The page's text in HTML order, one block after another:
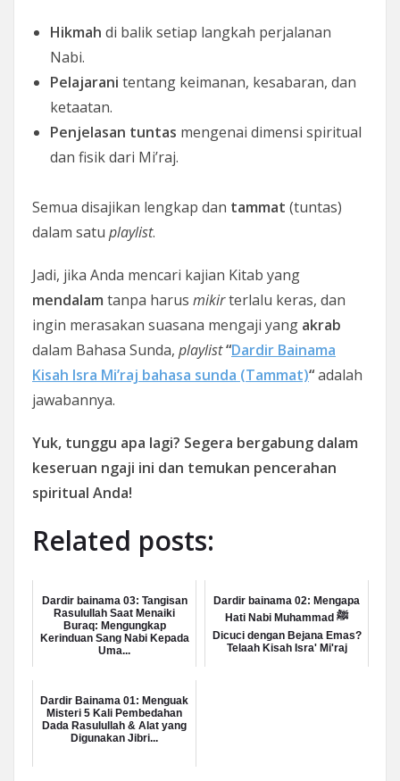
Hikmah di balik setiap langkah perjalanan
Nabi.
Pelajarani tentang keimanan, kesabaran, dan
ketaatan.
Penjelasan tuntas mengenai dimensi spiritual
dan fisik dari Mi’raj.
Semua disajikan lengkap dan tammat (tuntas)
dalam satu playlist.
Jadi, jika Anda mencari kajian Kitab yang
mendalam tanpa harus mikirterlalu keras, dan
ingin merasakan suasana mengaji yang akrab
dalam Bahasa Sunda, playlist“Dardir Bainama
Kisah Isra Mi’raj bahasa sunda (Tammat)“adalah
jawabannya.
Yuk, tunggu apa lagi? Segera bergabung dalam
keseruan ngaji ini dan temukan pencerahan
spiritual Anda!
Related posts:
Dardir bainama 03: Tangisan
Rasulullah Saat Menaiki
Buraq: Mengungkap
Kerinduan Sang Nabi Kepada
Uma...
Dardir bainama 02: Mengapa
Hati Nabi Muhammad ﷺ
Dicuci dengan Bejana Emas?
Telaah Kisah Isra' Mi'raj
Dardir Bainama 01: Menguak
Misteri 5 Kali Pembedahan
Dada Rasulullah & Alat yang
Digunakan Jibri...